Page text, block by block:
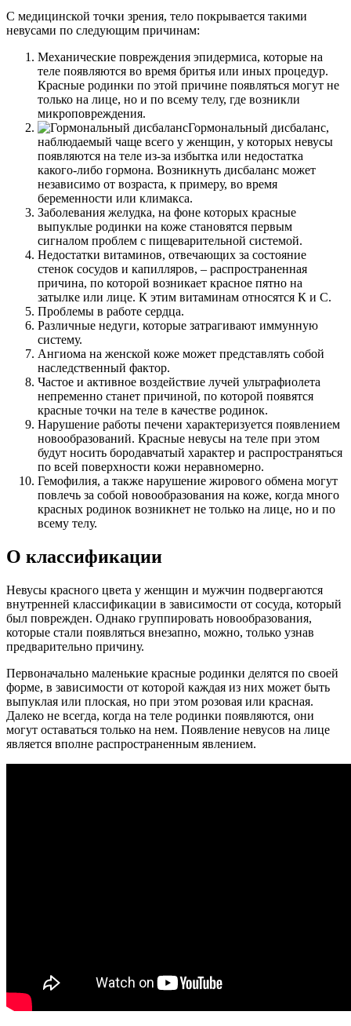
С медицинской точки зрения, тело покрывается такими
невусами по следующим причинам:
Механические повреждения эпидермиса, которые на
теле появляются во время бритья или иных процедур.
Красные родинки по этой причине появляться могут не
только на лице, но и по всему телу, где возникли
микроповреждения.
Гормональный дисбаланс,
наблюдаемый чаще всего у женщин, у которых невусы
появляются на теле из-за избытка или недостатка
какого-либо гормона. Возникнуть дисбаланс может
независимо от возраста, к примеру, во время
беременности или климакса.
Заболевания желудка, на фоне которых красные
выпуклые родинки на коже становятся первым
сигналом проблем с пищеварительной системой.
Недостатки витаминов, отвечающих за состояние
стенок сосудов и капилляров, – распространенная
причина, по которой возникает красное пятно на
затылке или лице. К этим витаминам относятся К и С.
Проблемы в работе сердца.
Различные недуги, которые затрагивают иммунную
систему.
Ангиома на женской коже может представлять собой
наследственный фактор.
Частое и активное воздействие лучей ультрафиолета
непременно станет причиной, по которой появятся
красные точки на теле в качестве родинок.
Нарушение работы печени характеризуется появлением
новообразований. Красные невусы на теле при этом
будут носить бородавчатый характер и распространяться
по всей поверхности кожи неравномерно.
Гемофилия, а также нарушение жирового обмена могут
повлечь за собой новообразования на коже, когда много
красных родинок возникнет не только на лице, но и по
всему телу.
О классификации
Невусы красного цвета у женщин и мужчин подвергаются
внутренней классификации в зависимости от сосуда, который
был поврежден. Однако группировать новообразования,
которые стали появляться внезапно, можно, только узнав
предварительно причину.
Первоначально маленькие красные родинки делятся по своей
форме, в зависимости от которой каждая из них может быть
выпуклая или плоская, но при этом розовая или красная.
Далеко не всегда, когда на теле родинки появляются, они
могут оставаться только на нем. Появление невусов на лице
является вполне распространенным явлением.